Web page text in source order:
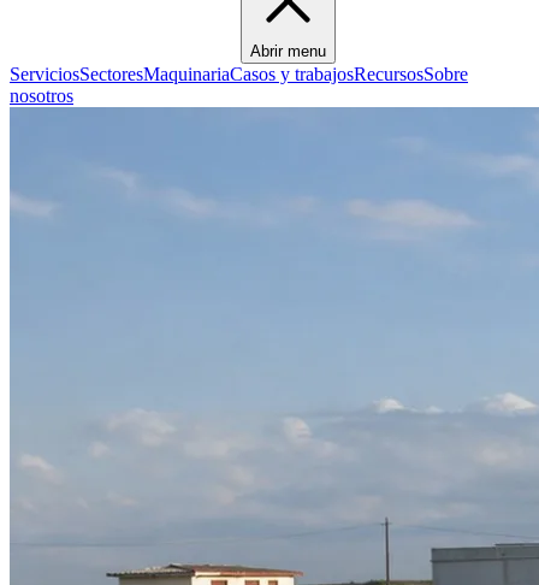
Abrir menu
ServiciosSectoresMaquinariaCasos y trabajosRecursosSobre
nosotros